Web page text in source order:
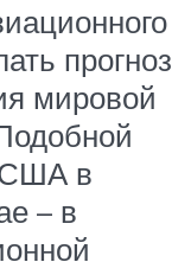
прогноз
мировой
США в
– в